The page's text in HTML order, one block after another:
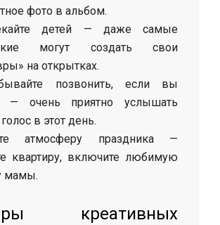
фото в альбом.
детей — даже самые
могут создать свои
на открытках.
позвонить, если вы
— очень приятно услышать
в этот день.
атмосферу праздника —
квартиру, включите любимую
мамы.
креативных